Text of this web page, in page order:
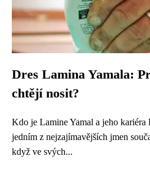
Dres Lamina Yamala:
chtějí nosit?
Kdo je Lamine Yamal a jeho kariéra
jedním z nejzajímavějších jmen
když ve svých...